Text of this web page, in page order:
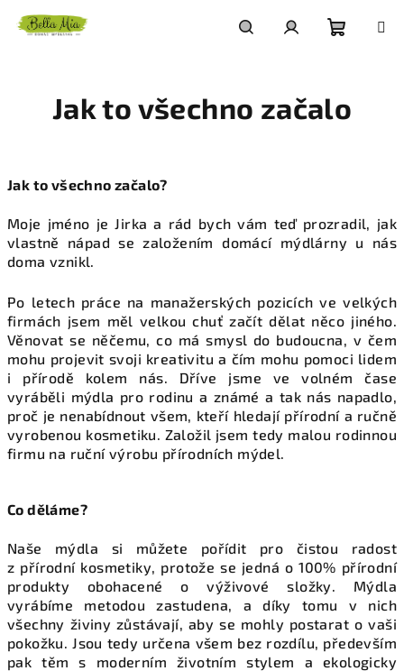
košík
Jak to všechno začalo
Jak to všechno začalo?
Moje jméno je Jirka a rád bych vám teď prozradil, jak
vlastně nápad se založením domácí mýdlárny u nás
doma vznikl.
Po letech práce na manažerských pozicích ve velkých
firmách jsem měl velkou chuť začít dělat něco jiného.
Věnovat se něčemu, co má smysl do budoucna, v čem
mohu projevit svoji kreativitu a čím mohu pomoci lidem
i přírodě kolem nás. Dříve jsme ve volném čase
vyráběli mýdla pro rodinu a známé a tak nás napadlo,
proč je nenabídnout všem, kteří hledají přírodní a ručně
vyrobenou kosmetiku. Založil jsem tedy malou rodinnou
firmu na ruční výrobu přírodních mýdel.
Co děláme?
Naše mýdla si můžete pořídit pro čistou radost
z přírodní kosmetiky, protože se jedná o 100% přírodní
produkty obohacené o výživové složky. Mýdla
vyrábíme metodou zastudena, a díky tomu v nich
všechny živiny zůstávají, aby se mohly postarat o vaši
pokožku. Jsou tedy určena všem bez rozdílu, především
pak těm s moderním životním stylem a ekologicky